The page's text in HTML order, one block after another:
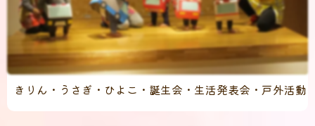
きりん・うさぎ・ひよこ・誕生会・生活発表会・戸外活動